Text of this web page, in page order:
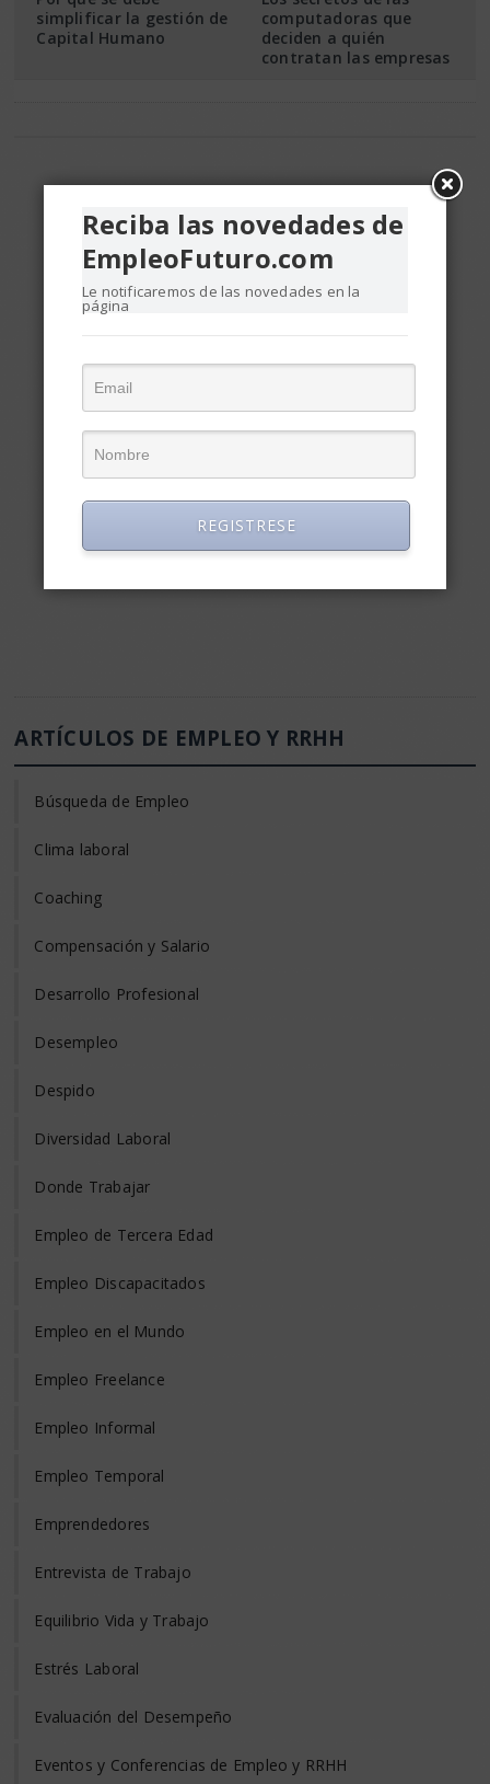
simplificar la gestión de
Capital Humano
computadoras que
deciden a quién
contratan las empresas
ARTÍCULOS DE EMPLEO Y RRHH
Búsqueda de Empleo
Clima laboral
Coaching
Compensación y Salario
Desarrollo Profesional
Desempleo
Despido
Diversidad Laboral
Donde Trabajar
Empleo de Tercera Edad
Empleo Discapacitados
Empleo en el Mundo
Empleo Freelance
Empleo Informal
Empleo Temporal
Emprendedores
Entrevista de Trabajo
Equilibrio Vida y Trabajo
Estrés Laboral
Evaluación del Desempeño
Eventos y Conferencias de Empleo y RRHH
Reciba las novedades de
EmpleoFuturo.com
Le notificaremos de las novedades en la
página
REGISTRESE